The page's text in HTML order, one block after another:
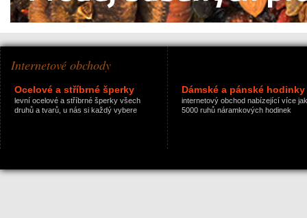
Internetové obchody
Ocelové a stříbrné šperky
levní ocelové a stříbrné šperky všech
druhů a tvarů, u nás si každý vybere
Dámské a pánské hodinky
internetový obchod nabízející více jak
5000 ruhů náramkových hodinek